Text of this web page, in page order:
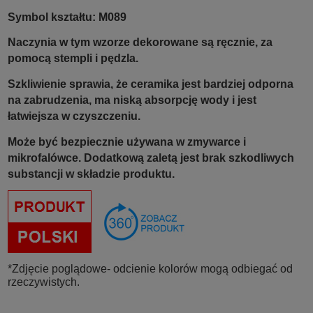
Symbol kształtu: M089
Naczynia w tym wzorze dekorowane są ręcznie, za
pomocą stempli i pędzla.
Szkliwienie sprawia, że ceramika jest bardziej odporna
na zabrudzenia, ma niską absorpcję wody i jest
łatwiejsza w czyszczeniu.
Może być bezpiecznie używana w zmywarce i
mikrofalówce. Dodatkową zaletą jest brak szkodliwych
substancji w składzie produktu.
*Zdjęcie poglądowe- odcienie kolorów mogą odbiegać od
rzeczywistych.